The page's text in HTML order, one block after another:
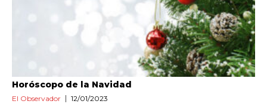
Horóscopo de la Navidad
El Observador 12/01/2023